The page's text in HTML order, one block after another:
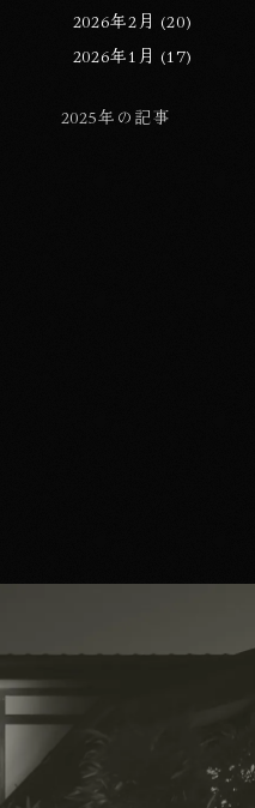
2026年2月 (20)
2026年1月 (17)
2025年の記事